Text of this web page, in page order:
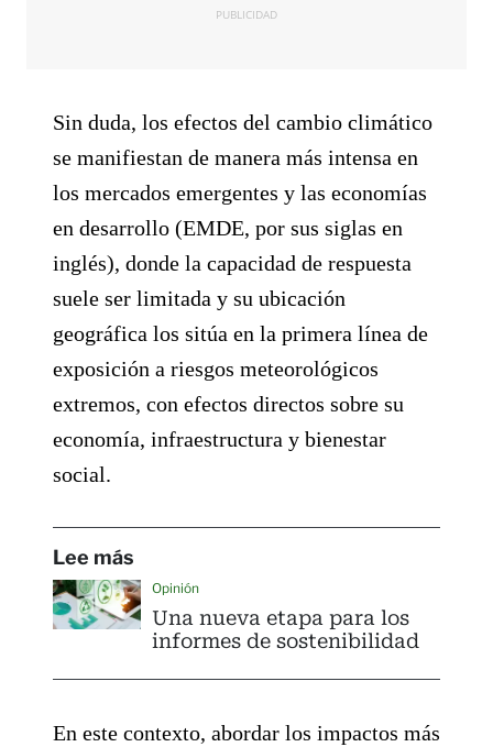
PUBLICIDAD
Sin duda, los efectos del cambio climático
se manifiestan de manera más intensa en
los mercados emergentes y las economías
en desarrollo (EMDE, por sus siglas en
inglés), donde la capacidad de respuesta
suele ser limitada y su ubicación
geográfica los sitúa en la primera línea de
exposición a riesgos meteorológicos
extremos, con efectos directos sobre su
economía, infraestructura y bienestar
social.
Lee más
Opinión
Una nueva etapa para los
informes de sostenibilidad
En este contexto, abordar los impactos más